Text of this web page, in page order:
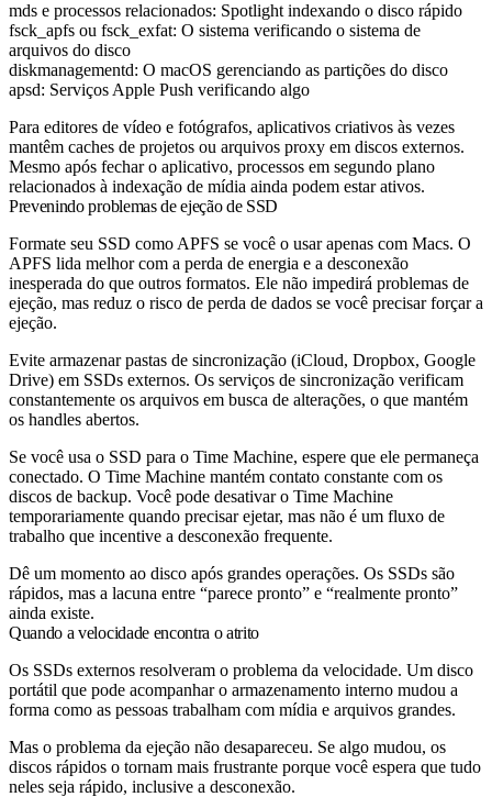
mds e processos relacionados: Spotlight indexando o disco rápido
fsck_apfs ou fsck_exfat: O sistema verificando o sistema de
arquivos do disco
diskmanagementd: O macOS gerenciando as partições do disco
apsd: Serviços Apple Push verificando algo
Para editores de vídeo e fotógrafos, aplicativos criativos às vezes
mantêm caches de projetos ou arquivos proxy em discos externos.
Mesmo após fechar o aplicativo, processos em segundo plano
relacionados à indexação de mídia ainda podem estar ativos.
Prevenindo problemas de ejeção de SSD
Formate seu SSD como APFS se você o usar apenas com Macs. O
APFS lida melhor com a perda de energia e a desconexão
inesperada do que outros formatos. Ele não impedirá problemas de
ejeção, mas reduz o risco de perda de dados se você precisar forçar a
ejeção.
Evite armazenar pastas de sincronização (iCloud, Dropbox, Google
Drive) em SSDs externos. Os serviços de sincronização verificam
constantemente os arquivos em busca de alterações, o que mantém
os handles abertos.
Se você usa o SSD para o Time Machine, espere que ele permaneça
conectado. O Time Machine mantém contato constante com os
discos de backup. Você pode desativar o Time Machine
temporariamente quando precisar ejetar, mas não é um fluxo de
trabalho que incentive a desconexão frequente.
Dê um momento ao disco após grandes operações. Os SSDs são
rápidos, mas a lacuna entre “parece pronto” e “realmente pronto”
ainda existe.
Quando a velocidade encontra o atrito
Os SSDs externos resolveram o problema da velocidade. Um disco
portátil que pode acompanhar o armazenamento interno mudou a
forma como as pessoas trabalham com mídia e arquivos grandes.
Mas o problema da ejeção não desapareceu. Se algo mudou, os
discos rápidos o tornam mais frustrante porque você espera que tudo
neles seja rápido, inclusive a desconexão.